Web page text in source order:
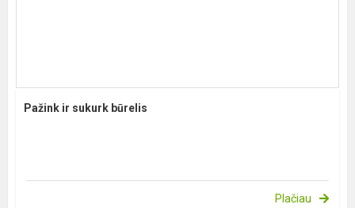
Pažink ir sukurk būrelis
Plačiau